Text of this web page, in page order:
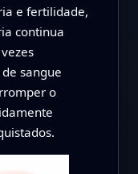
e fertilidade,
continua
sangue
o